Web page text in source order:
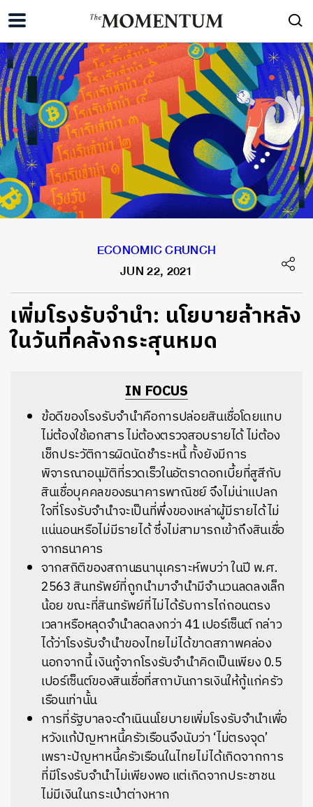
ECONOMIC CRUNCH
JUN 22, 2021
เพิ่มโรงรับจำนำ: นโยบายล้าหลัง
ในวันที่คลังกระสุนหมด
IN FOCUS
ข้อดีของโรงรับจำนำคือการปล่อยสินเชื่อโดยแทบ
ไม่ต้องใช้เอกสาร ไม่ต้องตรวจสอบรายได้ ไม่ต้อง
เช็กประวัติการผิดนัดชำระหนี้ ทั้งยังมีการ
พิจารณาอนุมัติที่รวดเร็วในอัตราดอกเบี้ยที่สูสีกับ
สินเชื่อบุคคลของธนาคารพาณิชย์ จึงไม่น่าแปลก
ใจที่โรงรับจำนำจะเป็นที่พึ่งของเหล่าผู้มีรายได้ไม่
แน่นอนหรือไม่มีรายได้ ซึ่งไม่สามารถเข้าถึงสินเชื่อ
จากธนาคาร
จากสถิติของสถานธนานุเคราะห์พบว่า ในปี พ.ศ.
2563 สินทรัพย์ที่ถูกนำมาจำนำมีจำนวนลดลงเล็ก
น้อย ขณะที่สินทรัพย์ที่ไม่ได้รับการไถ่ถอนตรง
เวลาหรือหลุดจำนำลดลงกว่า 41 เปอร์เซ็นต์ กล่าว
ได้ว่าโรงรับจำนำของไทยไม่ได้ขาดสภาพคล่อง
นอกจากนี้ เงินกู้จากโรงรับจำนำคิดเป็นเพียง 0.5
เปอร์เซ็นต์ของสินเชื่อที่สถาบันการเงินให้กู้แก่ครัว
เรือนเท่านั้น
การที่รัฐบาลจะดำเนินนโยบายเพิ่มโรงรับจำนำเพื่อ
หวังแก้ปัญหาหนี้ครัวเรือนจึงนับว่า ‘ไม่ตรงจุด’
เพราะปัญหาหนี้ครัวเรือนในไทยไม่ได้เกิดจากการ
ที่มีโรงรับจำนำไม่เพียงพอ แต่เกิดจากประชาชน
ไม่มีเงินในกระเป๋าต่างหาก